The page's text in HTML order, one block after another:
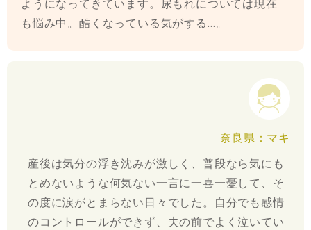
ようになってきています。尿もれについては現在
も悩み中。酷くなっている気がする…。
奈良県：マキ
産後は気分の浮き沈みが激しく、普段なら気にも
とめないような何気ない一言に一喜一憂して、そ
の度に涙がとまらない日々でした。自分でも感情
のコントロールができず、夫の前でよく泣いてい